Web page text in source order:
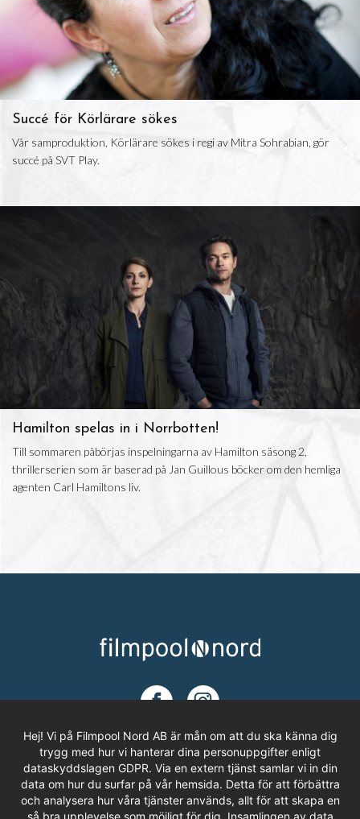
Succé för Körlärare sökes
Vår samproduktion, Körlärare sökes i regi av Mitra Sohrabian, gör
succé på SVT Play.
Hamilton spelas in i Norrbotten!
Till sommaren påbörjas inspelningarna av Hamilton säsong 2,
thrillerserien som är baserad på Jan Guillous böcker om den hemliga
agenten Carl Hamiltons liv.
ADRESS
Filmpool Nord AB
Hej! Vi på Filmpool Nord AB är mån om att du ska känna dig
trygg med hur vi hanterar dina personuppgifter enligt
dataskyddslagen GDPR. Via en extern tjänst samlar vi in din
data om hur du surfar på vår hemsida. Detta för att förbättra
och analysera hur våra tjänster används, allt för att skapa en
så bra upplevelse som möjligt för dig. Insamlingen av data